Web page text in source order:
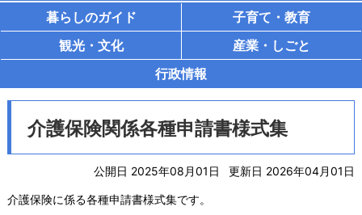
暮らしのガイド
子育て・教育
観光・文化
産業・しごと
行政情報
介護保険関係各種申請書様式集
公開日 2025年08月01日 更新日 2026年04月01日
介護保険に係る各種申請書様式集です。